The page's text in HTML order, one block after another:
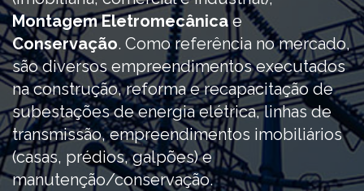
Montagem Eletromecânicae
Conservação. Como referência no mercado,
são diversos empreendimentos executados
na construção, reforma e recapacitação de
subestações de energia elétrica, linhas de
transmissão, empreendimentos imobiliários
(casas, prédios, galpões) e
manutenção/conservação.